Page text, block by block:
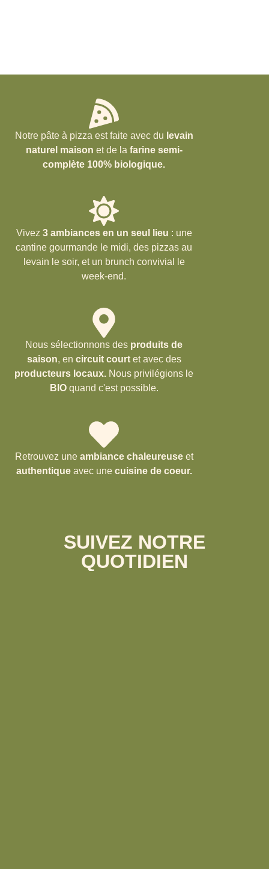
Notre pâte à pizza est faite avec du levain
naturel maison et de la farine semi-
complète 100% biologique.
Vivez 3 ambiances en un seul lieu : une
cantine gourmande le midi, des pizzas au
levain le soir, et un brunch convivial le
week-end.
Nous sélectionnons des produits de
saison, en circuit courtet avec des
producteurs locaux. Nous privilégions le
BIO quand c'est possible.
Retrouvez une ambiance chaleureuseet
authentiqueavec une cuisine de coeur.
SUIVEZ NOTRE
QUOTIDIEN